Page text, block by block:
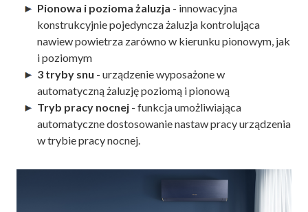
Pionowa i pozioma żaluzja - innowacyjna
konstrukcyjnie pojedyncza żaluzja kontrolująca
nawiew powietrza zarówno w kierunku pionowym, jak
i poziomym
3 tryby snu - urządzenie wyposażone w
automatyczną żaluzję poziomą i pionową
Tryb pracy nocnej - funkcja umożliwiająca
automatyczne dostosowanie nastaw pracy urządzenia
w trybie pracy nocnej.